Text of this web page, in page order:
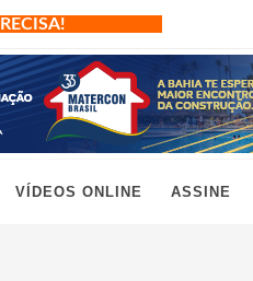
VÍDEOS ONLINE ASSINE